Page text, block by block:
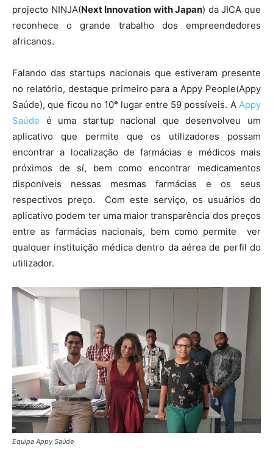
projecto NINJA(Next Innovation with Japan) da JICA que
reconhece o grande trabalho dos empreendedores
africanos.
Falando das startups nacionais que estiveram presente
no relatório, destaque primeiro para a Appy People(Appy
Saúde), que ficou no 10° lugar entre 59 possíveis. A Appy
Saúde é uma startup nacional que desenvolveu um
aplicativo que permite que os utilizadores possam
encontrar a localização de farmácias e médicos mais
próximos de sí, bem como encontrar medicamentos
disponíveis nessas mesmas farmácias e os seus
respectivos preço. Com este serviço, os usuários do
aplicativo podem ter uma maior transparência dos preços
entre as farmácias nacionais, bem como permite ver
qualquer instituição médica dentro da aérea de perfil do
utilizador.
Equipa Appy Saúde